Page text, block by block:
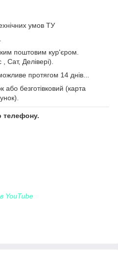
умов ТУ
поштовим кур'єром.
Делівері).
протягом 14 днів...
або безготівковий (карта
телефону.
YouTube